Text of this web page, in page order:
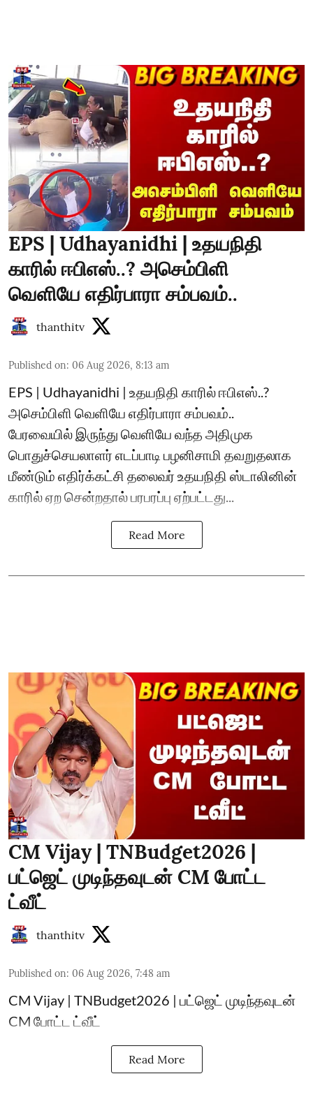
EPS | Udhayanidhi | உதயநிதி
காரில் ஈபிஎஸ்..? அசெம்பிளி
வெளியே எதிர்பாரா சம்பவம்..
thanthitv
Published on: 06 Aug 2026, 8:13 am
EPS | Udhayanidhi | உதயநிதி காரில் ஈபிஎஸ்..?
அசெம்பிளி வெளியே எதிர்பாரா சம்பவம்..
பேரவையில் இருந்து வெளியே வந்த அதிமுக
பொதுச்செயலாளர் எடப்பாடி பழனிசாமி தவறுதலாக
மீண்டும் எதிர்க்கட்சி தலைவர் உதயநிதி ஸ்டாலினின்
காரில் ஏற சென்றதால் பரபரப்பு ஏற்பட்டது...
Read More
CM Vijay | TNBudget2026 |
பட்ஜெட் முடிந்தவுடன் CM போட்ட
ட்வீட்
thanthitv
Published on: 06 Aug 2026, 7:48 am
CM Vijay | TNBudget2026 | பட்ஜெட் முடிந்தவுடன்
CM போட்ட ட்வீட்
Read More